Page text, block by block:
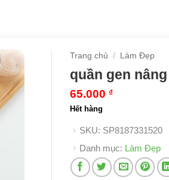
Trang chủ / Làm Đẹp
quần gen
65.000 ₫
Hết hàng
SKU: SP8187331520
Danh mục: Làm Đẹp